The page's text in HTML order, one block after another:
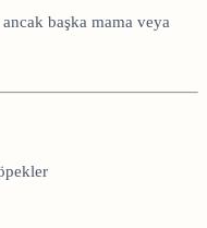
başka mama veya